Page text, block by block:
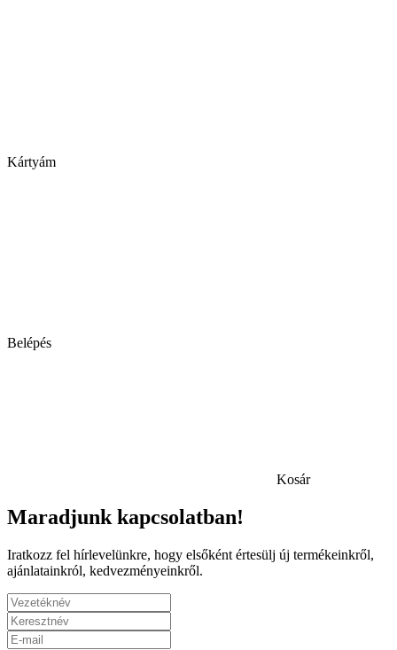
Kártyám
Belépés
Kosár
Maradjunk kapcsolatban!
Iratkozz fel hírlevelünkre, hogy elsőként értesülj új termékeinkről,
ajánlatainkról, kedvezményeinkről.